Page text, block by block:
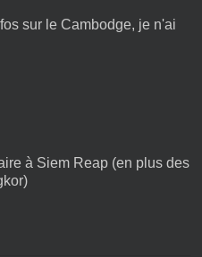
sur le Cambodge, je n'ai
à Siem Reap (en plus des